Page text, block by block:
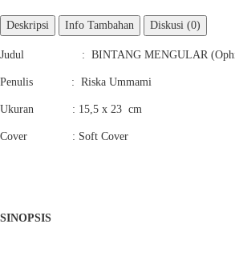
Deskripsi Info Tambahan Diskusi (0)
Judul : BINTANG MENGULAR
Penulis : Riska Ummami
Ukuran : 15,5 x 23 cm
Cover : Soft Cover
SINOPSIS